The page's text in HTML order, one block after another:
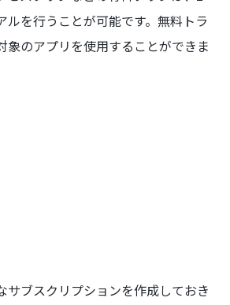
ルを行うことが可能です。無料トラ
象のアプリを使用することができま
サブスクリプションを作成しておき